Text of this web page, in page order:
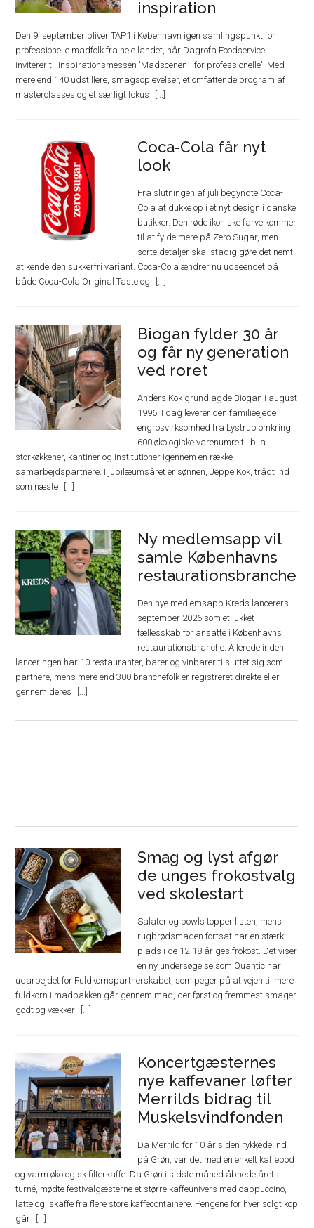
inspiration
Den 9. september bliver TAP1 i København igen samlingspunkt for
professionelle madfolk fra hele landet, når Dagrofa Foodservice
inviterer til inspirationsmessen 'Madscenen - for professionelle'. Med
mere end 140 udstillere, smagsoplevelser, et omfattende program af
masterclasses og et særligt fokus
Coca-Cola får nyt
look
Fra slutningen af juli begyndte Coca-
Cola at dukke op i et nyt design i danske
butikker. Den røde ikoniske farve kommer
til at fylde mere på Zero Sugar, men
sorte detaljer skal stadig gøre det nemt
at kende den sukkerfri variant. Coca-Cola ændrer nu udseendet på
både Coca-Cola Original Taste og
Biogan fylder 30 år
og får ny generation
ved roret
Anders Kok grundlagde Biogan i august
1996. I dag leverer den familieejede
engrosvirksomhed fra Lystrup omkring
600 økologiske varenumre til bl.a.
storkøkkener, kantiner og institutioner igennem en række
samarbejdspartnere. I jubilæumsåret er sønnen, Jeppe Kok, trådt ind
som næste
Ny medlemsapp vil
samle Københavns
restaurationsbranche
Den nye medlemsapp Kreds lancerers i
september 2026 som et lukket
fællesskab for ansatte i Københavns
restaurationsbranche. Allerede inden
lanceringen har 10 restauranter, barer og vinbarer tilsluttet sig som
partnere, mens mere end 300 branchefolk er registreret direkte eller
gennem deres
Smag og lyst afgør
de unges frokostvalg
ved skolestart
Salater og bowls topper listen, mens
rugbrødsmaden fortsat har en stærk
plads i de 12-18 åriges frokost. Det viser
en ny undersøgelse som Quantic har
udarbejdet for Fuldkornspartnerskabet, som peger på at vejen til mere
fuldkorn i madpakken går gennem mad, der først og fremmest smager
godt og vækker
Koncertgæsternes
nye kaffevaner løfter
Merrilds bidrag til
Muskelsvindfonden
Da Merrild for 10 år siden rykkede ind
på Grøn, var det med én enkelt kaffebod
og varm økologisk filterkaffe. Da Grøn i sidste måned åbnede årets
turné, mødte festivalgæsterne et større kaffeunivers med cappuccino,
latte og iskaffe fra flere store kaffecontainere. Pengene for hver solgt kop
går